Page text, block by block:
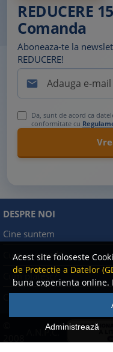
Acest site foloseste
de Protectie a Datelor
buna experienta online.
imbunatatim continutul
cititorul, o experienta
rapida. Ele sunt
nostri de incredere. Click
de Cookie-uri.
Administrează
REDUCERE
Comanda
Aboneaza-te la
REDUCERE!

Da, sunt de acord ca
conformitate cu
DESPRE NOI
Cine suntem
Cum comand?
Cum platesc?
A.N.P.C.